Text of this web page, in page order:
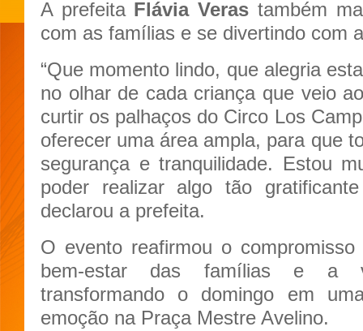
A prefeita Flávia Veras também
com as famílias e se divertindo com
“Que momento lindo, que alegria
no olhar de cada criança que veio
curtir os palhaços do Circo Los
oferecer uma área ampla, para que
segurança e tranquilidade. Estou
poder realizar algo tão
declarou a prefeita.
O evento reafirmou o
bem-estar das famílias e a
transformando o domingo em
emoção na Praça Mestre Avelino.